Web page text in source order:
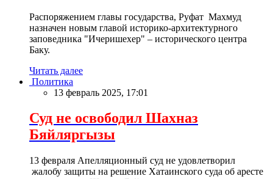
Распоряжением главы государства, Руфат Махмуд
назначен новым главой историко-архитектурного
заповедника "Ичеришехер" – исторического центра
Баку.
Читать далее
Политика
13 февраль 2025, 17:01
Суд не освободил Шахназ
Бяйляргызы
13 февраля Апелляционный суд не удовлетворил
жалобу защиты на решение Хатаинского суда об аресте